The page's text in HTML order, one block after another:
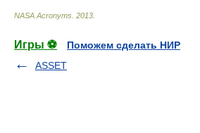
NASA Acronyms 2013
Игры ⚽
Поможем сделать НИР
ASSET